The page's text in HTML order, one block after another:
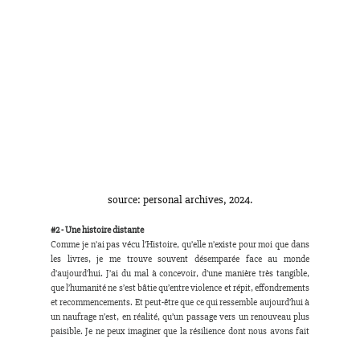
source: personal archives, 2024.
#2 - Une histoire distante
Comme je n’ai pas vécu l’Histoire, qu’elle n’existe pour moi que dans
les livres, je me trouve souvent désemparée face au monde
d’aujourd’hui. J’ai du mal à concevoir, d’une manière très tangible,
que l’humanité ne s’est bâtie qu’entre violence et répit, effondrements
et recommencements. Et peut-être que ce qui ressemble aujourd’hui à
un naufrage n’est, en réalité, qu’un passage vers un renouveau plus
paisible. Je ne peux imaginer que la résilience dont nous avons fait